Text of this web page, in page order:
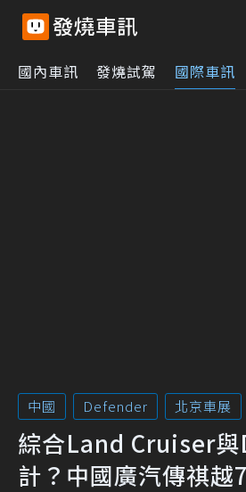
國內車訊 發燒試駕 國際車訊
中國 Defender 北京車展
綜合Land Cruiser
計？中國廣汽傳祺越